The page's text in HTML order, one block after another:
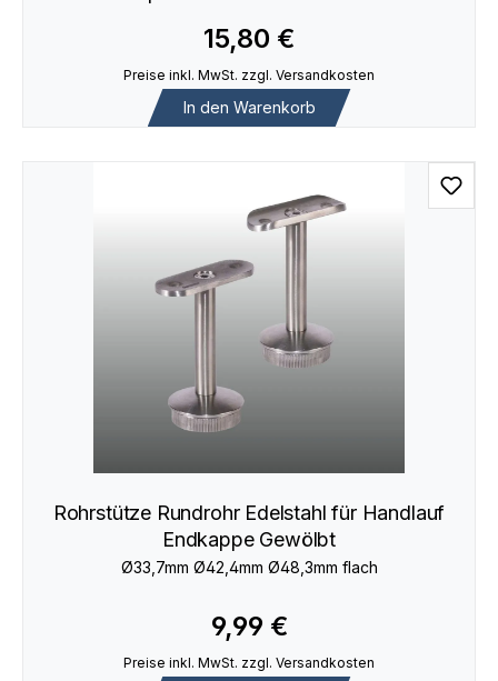
15,80 €
Preise inkl. MwSt. zzgl. Versandkosten
In den Warenkorb
Rohrstütze Rundrohr Edelstahl für Handlauf
Endkappe Gewölbt
Ø33,7mm Ø42,4mm Ø48,3mm flach
9,99 €
Preise inkl. MwSt. zzgl. Versandkosten